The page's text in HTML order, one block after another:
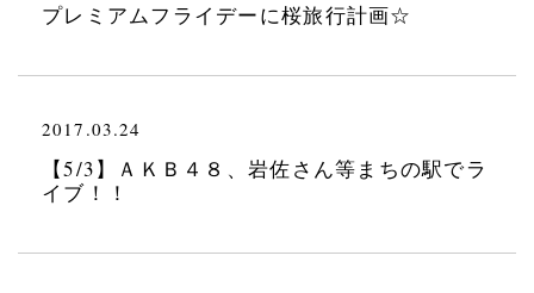
プレミアムフライデーに桜旅行計画☆
2017.03.24
【5/3】ＡＫＢ４８、岩佐さん等まちの駅でラ
イブ！！